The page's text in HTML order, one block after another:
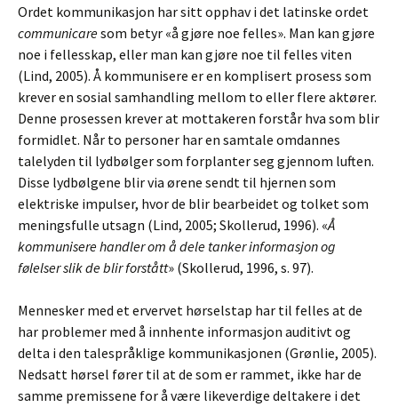
Ordet kommunikasjon har sitt opphav i det latinske ordet
communicaresom betyr «å gjøre noe felles». Man kan gjøre
noe i fellesskap, eller man kan gjøre noe til felles viten
(Lind, 2005). Å kommunisere er en komplisert prosess som
krever en sosial samhandling mellom to eller flere aktører.
Denne prosessen krever at mottakeren forstår hva som blir
formidlet. Når to personer har en samtale omdannes
talelyden til lydbølger som forplanter seg gjennom luften.
Disse lydbølgene blir via ørene sendt til hjernen som
elektriske impulser, hvor de blir bearbeidet og tolket som
meningsfulle utsagn (Lind, 2005; Skollerud, 1996). «Å
kommunisere handler om å dele tanker informasjon og
følelser slik de blir forstått» (Skollerud, 1996, s. 97).
Mennesker med et ervervet hørselstap har til felles at de
har problemer med å innhente informasjon auditivt og
delta i den talespråklige kommunikasjonen (Grønlie, 2005).
Nedsatt hørsel fører til at de som er rammet, ikke har de
samme premissene for å være likeverdige deltakere i det